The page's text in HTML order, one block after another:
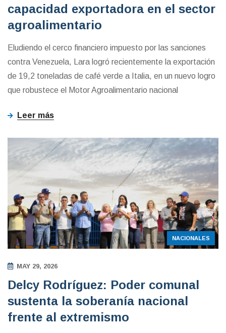
capacidad exportadora en el sector
agroalimentario
Eludiendo el cerco financiero impuesto por las sanciones
contra Venezuela, Lara logró recientemente la exportación
de 19,2 toneladas de café verde a Italia, en un nuevo logro
que robustece el Motor Agroalimentario nacional
Leer más
NACIONALES
MAY 29, 2026
Delcy Rodríguez: Poder comunal
sustenta la soberanía nacional
frente al extremismo